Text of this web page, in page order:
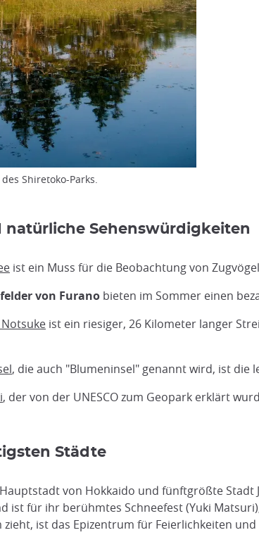
Shiretoko-Parks.
natürliche Sehenswürdigkeiten
ist ein Muss für die Beobachtung von
von Furano bieten im Sommer einen
ist ein riesiger, 26 Kilometer langer
, die auch "Blumeninsel" genannt wird, ist
, der von der UNESCO zum Geopark erklärt
Städte
von Hokkaido und fünftgrößte Stadt
ist für ihr berühmtes Schneefest (Yuki
zieht, ist das Epizentrum für Feierlichkeiten